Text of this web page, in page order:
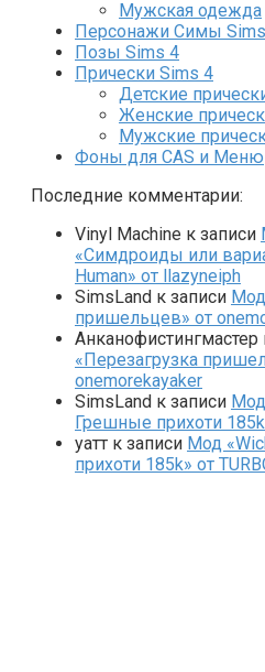
Мужская одежда
Персонажи Симы
Позы Sims 4
Прически Sims 4
Детские
Женские
Мужские
Фоны для CAS и Меню
Последние комментарии:
Vinyl Machine к записи
«Симдроиды или
Human» от llazyneiph
SimsLand к записи
пришельцев» от
Анканофистингмастер
«Перезагрузка
onemorekayaker
SimsLand к записи
Грешные прихоти
yaтт к записи Мод
прихоти 185k» от